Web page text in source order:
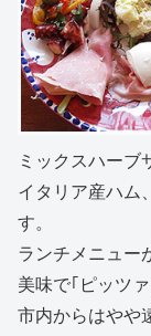
ミックスハーブ
イタリア産ハム
す。
ランチメニュー
美味で｢ピッツ
市内からはやや